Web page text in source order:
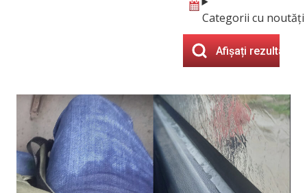
Categorii cu noutăți
Afișați rezultatele